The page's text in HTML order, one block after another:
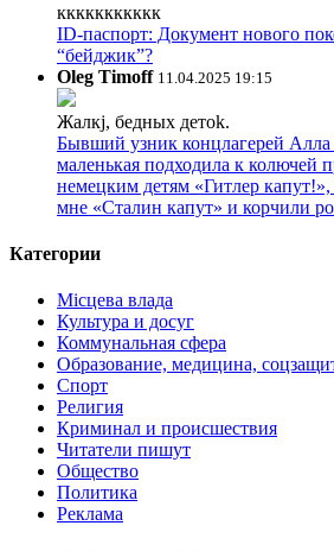
ккккккккккк
ID-паспорт: Документ нового
“бейджик”?
Oleg Timoff 11.04.2025 19:15
Жалкj, бедных детok.
Бывший узник концлагерей
маленькая подходила к колючей
немецким детям «Гитлер
мне «Сталин капут» и корчили
Категории
Місцева влада
Культура и досуг
Коммунальная сфера
Образование, медицина,
Спорт
Религия
Криминал и происшествия
Читатели пишут
Общество
Политика
Реклама